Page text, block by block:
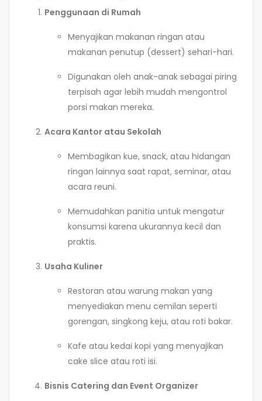
Penggunaan di Rumah
Menyajikan makanan ringan atau
makanan penutup (dessert) sehari-hari.
Digunakan oleh anak-anak sebagai piring
terpisah agar lebih mudah mengontrol
porsi makan mereka.
Acara Kantor atau Sekolah
Membagikan kue, snack, atau hidangan
ringan lainnya saat rapat, seminar, atau
acara reuni.
Memudahkan panitia untuk mengatur
konsumsi karena ukurannya kecil dan
praktis.
Usaha Kuliner
Restoran atau warung makan yang
menyediakan menu cemilan seperti
gorengan, singkong keju, atau roti bakar.
Kafe atau kedai kopi yang menyajikan
cake slice atau roti isi.
Bisnis Catering dan Event Organizer